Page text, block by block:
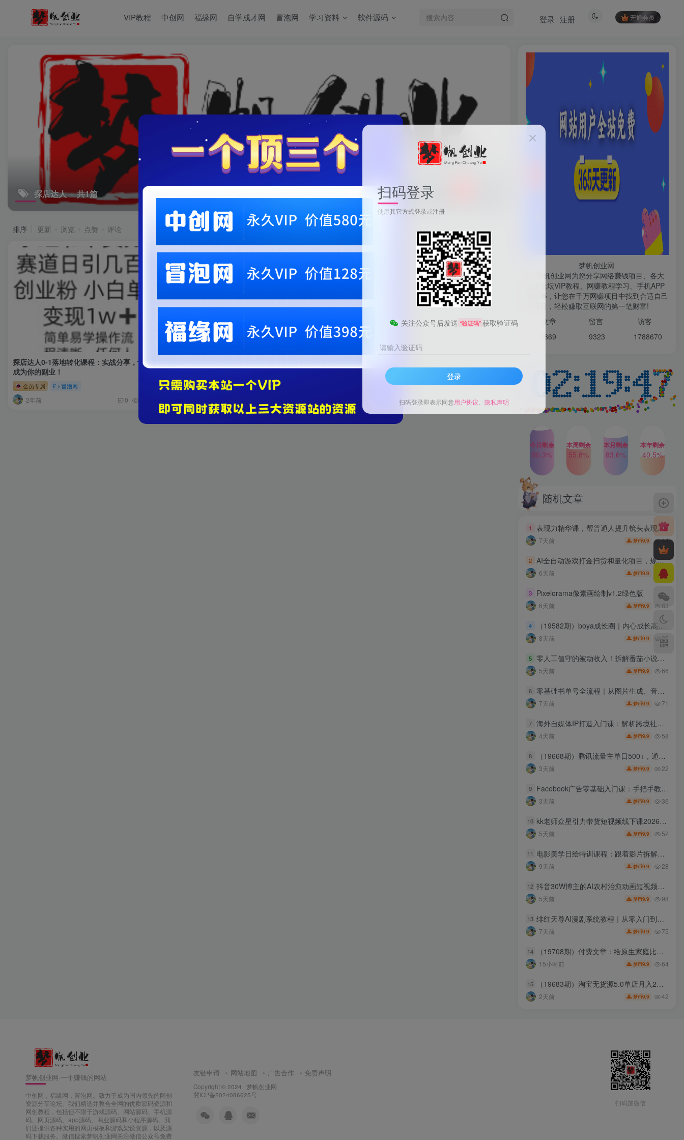
VIP教程 中创网 福缘网 自学成才网 冒泡网 学习资料 软件源码 开通会员
登录 注册
探店达人 共1篇
排序 更新 浏览 点赞 评论
探店达人0-1落地转化课程：实战分享，让探店
成为你的副业！
会员专属 冒泡网
2年前 0
梦帆创业网
梦帆创业网为您分享网络赚钱项目、各大
网赚论坛VIP教程、网赚教程学习、手机APP
赚钱等，让您在千万网赚项目中找到合适自己
的项目，轻松赚取互联网的第一笔财富!
文章 留言 访客
6869 9323 1788670
今日剩余
90.3%
本周剩余
55.8%
本月剩余
83.6%
本年剩余
40.5%
随机文章
1 表现力精华课，帮普通人提升镜头表现力，把公域流量稳稳转化为自身商业资产
7天前 梦币9.9 44
2 AI全自动游戏打金扫货和量化项目，规模化运营日入10张，深耕三年稳定老项目！【揭秘】
6天前 梦币9.9 21
3 Pixelorama像素画绘制v1.2绿色版
6天前 梦币9.9 83
4 （19582期）boya成长圈｜内心成长高级表达AI自媒体三合一，消解内耗挖掘天赋，镜头沟通AI指令短视频全流程教学
8天前 梦币9.9 25
5 零人工值守的被动收入！拆解番茄小说达人挂G底层賺钱逻辑，日入1000+，全程傻瓜式落地【揭秘】
5天前 梦币9.9 66
6 零基础书单号全流程｜从图片生成、音频制作、剪辑成片到账号发布，手把手实操教学，全套热门玩法+实战案例拆解
7天前 梦币9.9 71
7 海外自媒体IP打造入门课：解析跨境社媒运营逻辑，零基础搭建全球个人流量资产
4天前 梦币9.9 58
8 （19668期）腾讯流量主单日500+，通过搭建实用工具类小程序，达到稳定躺赚腾讯广告收益
3天前 梦币9.9 22
9 Facebook广告零基础入门课：手把手教学账号开户搭建，吃透广告架构与数据分析调整
3天前 梦币9.9 36
10 kk老师众星引力带货短视频线下课2026年，带货短视频实战全流程
5天前 梦币9.9 52
11 电影美学日绘特训课程：跟着影片拆解画面构图，每日速写训练夯实绘画功底
9天前 梦币9.9 28
12 抖音30W博主的AI农村治愈动画短视频全套课｜单条涨粉1W，0基础解锁伙伴计划+精选收益，日入400+
5天前 梦币9.9 98
13 绯红天尊AI漫剧系统教程｜从零入门到精通，工具运用+剧本创作+爆款逻辑+提示词素材+镜头剪辑，全套爆款漫剧落地实战课
7天前 梦币9.9 75
14 （19708期）付费文章：给原生家庭比较一般人的几点建议，打破阶层局限，实现个人与家族代际向上跃升
15小时前 梦币9.9 64
15 （19683期）淘宝无货源5.0单店月入2万-更新2026：开店防骗到下单发货，蓝海选品+三店循环玩法全掌握
2天前 梦币9.9 42
梦帆创业网-一个赚钱的网站
中创网，福缘网，冒泡网。致力于成为国内领先的网创
资源分享论坛。我们精选并整合全网的优质源码资源和
网创教程，包括但不限于游戏源码、网站源码、手机源
码、网页源码、app源码、商业源码和小程序源码。我
们还提供各种实用的网页模板和游戏架设资源，以及源
码下载服务。微信搜索梦帆创业网关注微信公众号免费
友链申请 网站地图 广告合作 免责声明
Copyright © 2024 · 梦帆创业网
冀ICP备2024086625号
扫码加微信
扫码登录
使用其它方式登录或注册
关注公众号后发送 “验证码” 获取验证码
请输入验证码
登录
扫码登录即表示同意用户协议 隐私声明